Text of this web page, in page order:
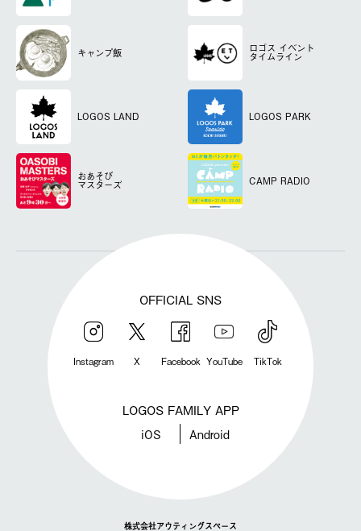
キャンプ飯 ロゴス イベント
タイムライン
LOGOS LAND LOGOS PARK
おあそび
マスターズ CAMP RADIO
OFFICIAL SNS
Instagram X Facebook YouTube TikTok
LOGOS FAMILY APP
iOS Android
株式会社アウティングスペース